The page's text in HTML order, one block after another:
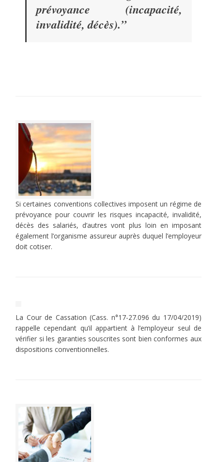
prévoyance (incapacité,
invalidité, décès).”
Si certaines conventions collectives imposent un régime de
prévoyance pour couvrir les risques incapacité, invalidité,
décès des salariés, d’autres vont plus loin en imposant
également l’organisme assureur auprès duquel l’employeur
doit cotiser.
La Cour de Cassation (Cass. n°17-27.096 du 17/04/2019)
rappelle cependant qu’il appartient à l’employeur seul de
vérifier si les garanties souscrites sont bien conformes aux
dispositions conventionnelles.